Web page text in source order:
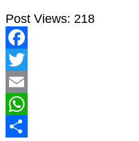
Post Views: 218
Facebook
Twitter
Email
WhatsApp